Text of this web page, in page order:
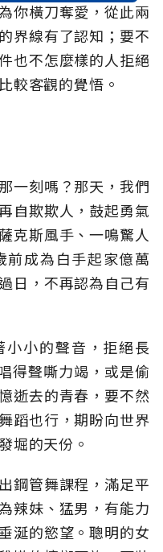
你橫刀奪愛，從此兩
界線有了認知；要不
也不怎麼樣的人拒絕
較客觀的覺悟。
一刻嗎？那天，我們
自欺欺人，鼓起勇氣
克斯風手、一鳴驚人
前成為白手起家億萬
日，不再認為自己有
小的聲音，拒絕長
得聲嘶力竭，或是偷
逝去的青春，要不然
蹈也行，期盼向世界
堀的天份。
鋼管舞課程，滿足平
辣妹、猛男，有能力
涎的慾望。聰明的女